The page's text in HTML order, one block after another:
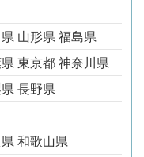
山形県福島県
東京都神奈川県
長野県
和歌山県